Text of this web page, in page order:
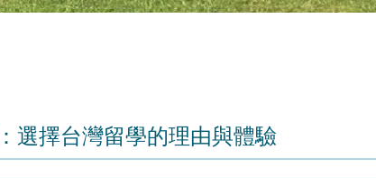
選擇台灣留學的理由與體驗